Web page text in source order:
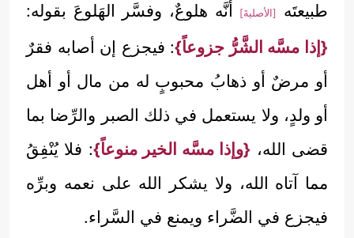
طبيعتَه
[الأصليةَ]
أنَّه هلوعٌ، وفسَّر الهَلوعَ بقوله:
{إذا مسَّه الشَّرُّ جزوعاً}: فيجزع إن أصابه فقرٌ
أو مرضٌ أو ذهابُ محبوبٍ له من مال أو أهل
أو ولدٍ، ولا يستعمل في ذلك الصبر والرِّضا بما
قضى الله، {وإذا مسَّه الخير منوعاً}: فلا يُنْفِقُ
مما آتاه الله، ولا يشكر الله على نعمه وبرِّه
فيجزع في الضَّراء ويمنع في السَّراء.